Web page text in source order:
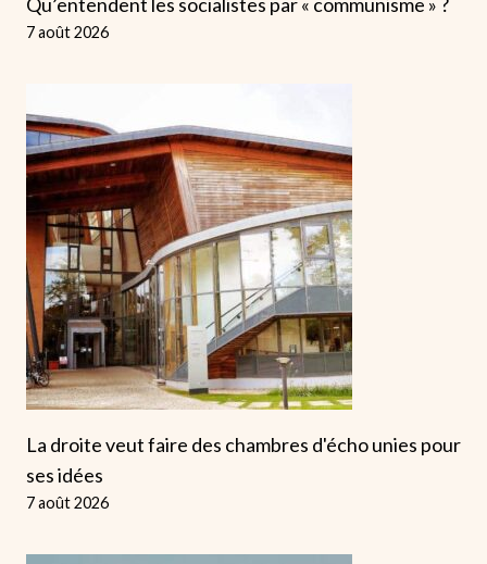
7 août 2026
La droite veut faire des chambres d'écho unies pour
ses idées
7 août 2026